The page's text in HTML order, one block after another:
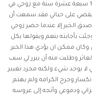
زوجي حسين وعمره 37 سنه و بعد أن قضيت 17 سبعة عشرة سنة مع زوجي في
يقضي على حياتي فقد سمعت أن
الخبر إلا عندما حضر زوجي
بأجابته بنعم ويقولها بكل
وكان ممكن ان يؤدي هذا الخبر
وطلبت منه أن يبرر لي سبب
لا يوجد شيء ولكنه مجرد تغيير
وجرح الكرامه ولم يهتم
ودموعي وأتجه إلى عروسه